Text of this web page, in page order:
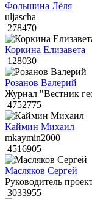
Фольшина Лёля
uljascha
278470
Коркина Елизавета
128030
Розанов Валерий
Журнал "Вестник
4752775
Каймин Михаил
mkaymin2000
4516905
Масляков Сергей
Руководитель
3033955